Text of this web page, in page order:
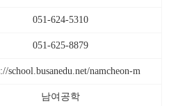
051-624-5310
051-625-8879
school.busanedu.net/namcheon-m
남여공학